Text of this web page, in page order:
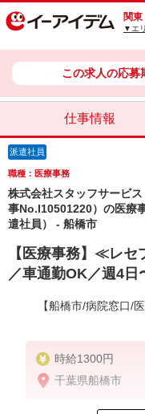
関東
▼エ
この求人の応募
仕事情報
派遣社員
職種：医療事務
株式会社スタッフサービ
事No.I10501220）の医療
遣社員） - 船橋市
【医療事務】≪レ
／車通勤OK／週4日
【船橋市/病院窓口/
時給1300円
千葉県船橋市